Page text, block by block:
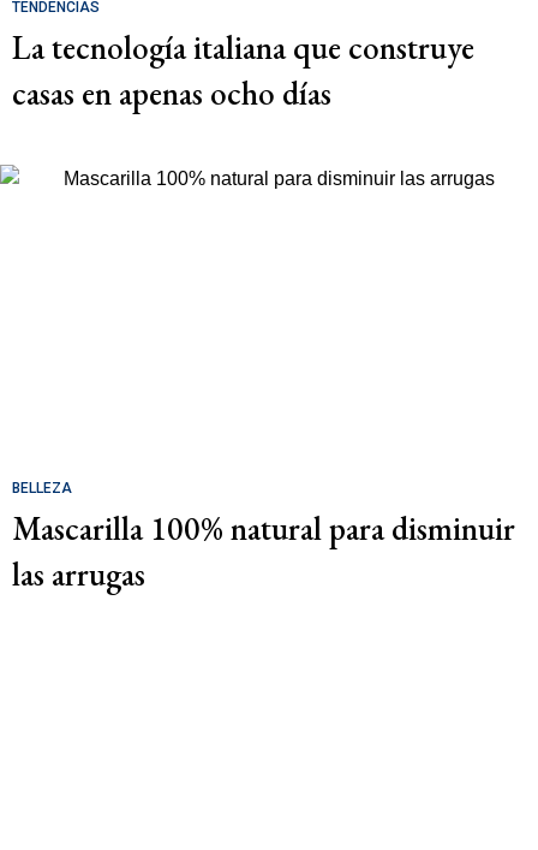
TENDENCIAS
La tecnología italiana que construye
casas en apenas ocho días
BELLEZA
Mascarilla 100% natural para disminuir
las arrugas